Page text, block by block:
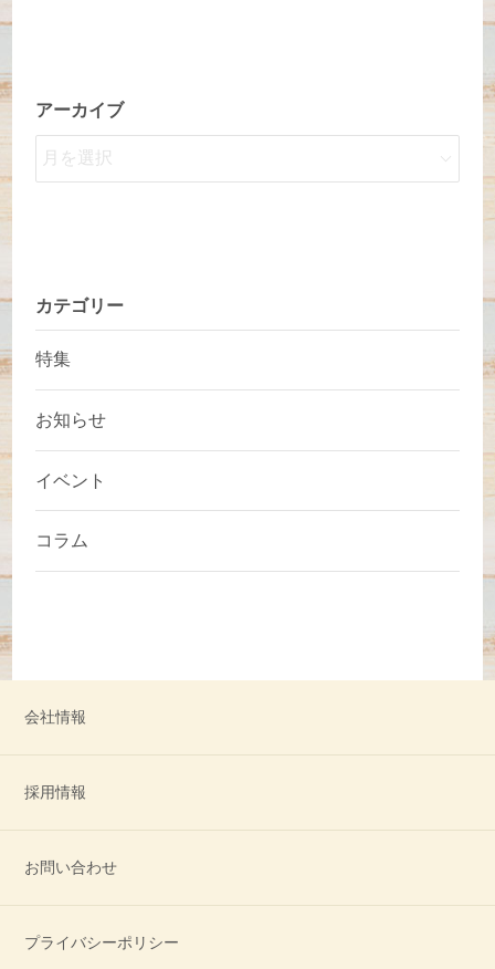
アーカイブ
カテゴリー
特集
お知らせ
イベント
コラム
会社情報
採用情報
お問い合わせ
プライバシーポリシー